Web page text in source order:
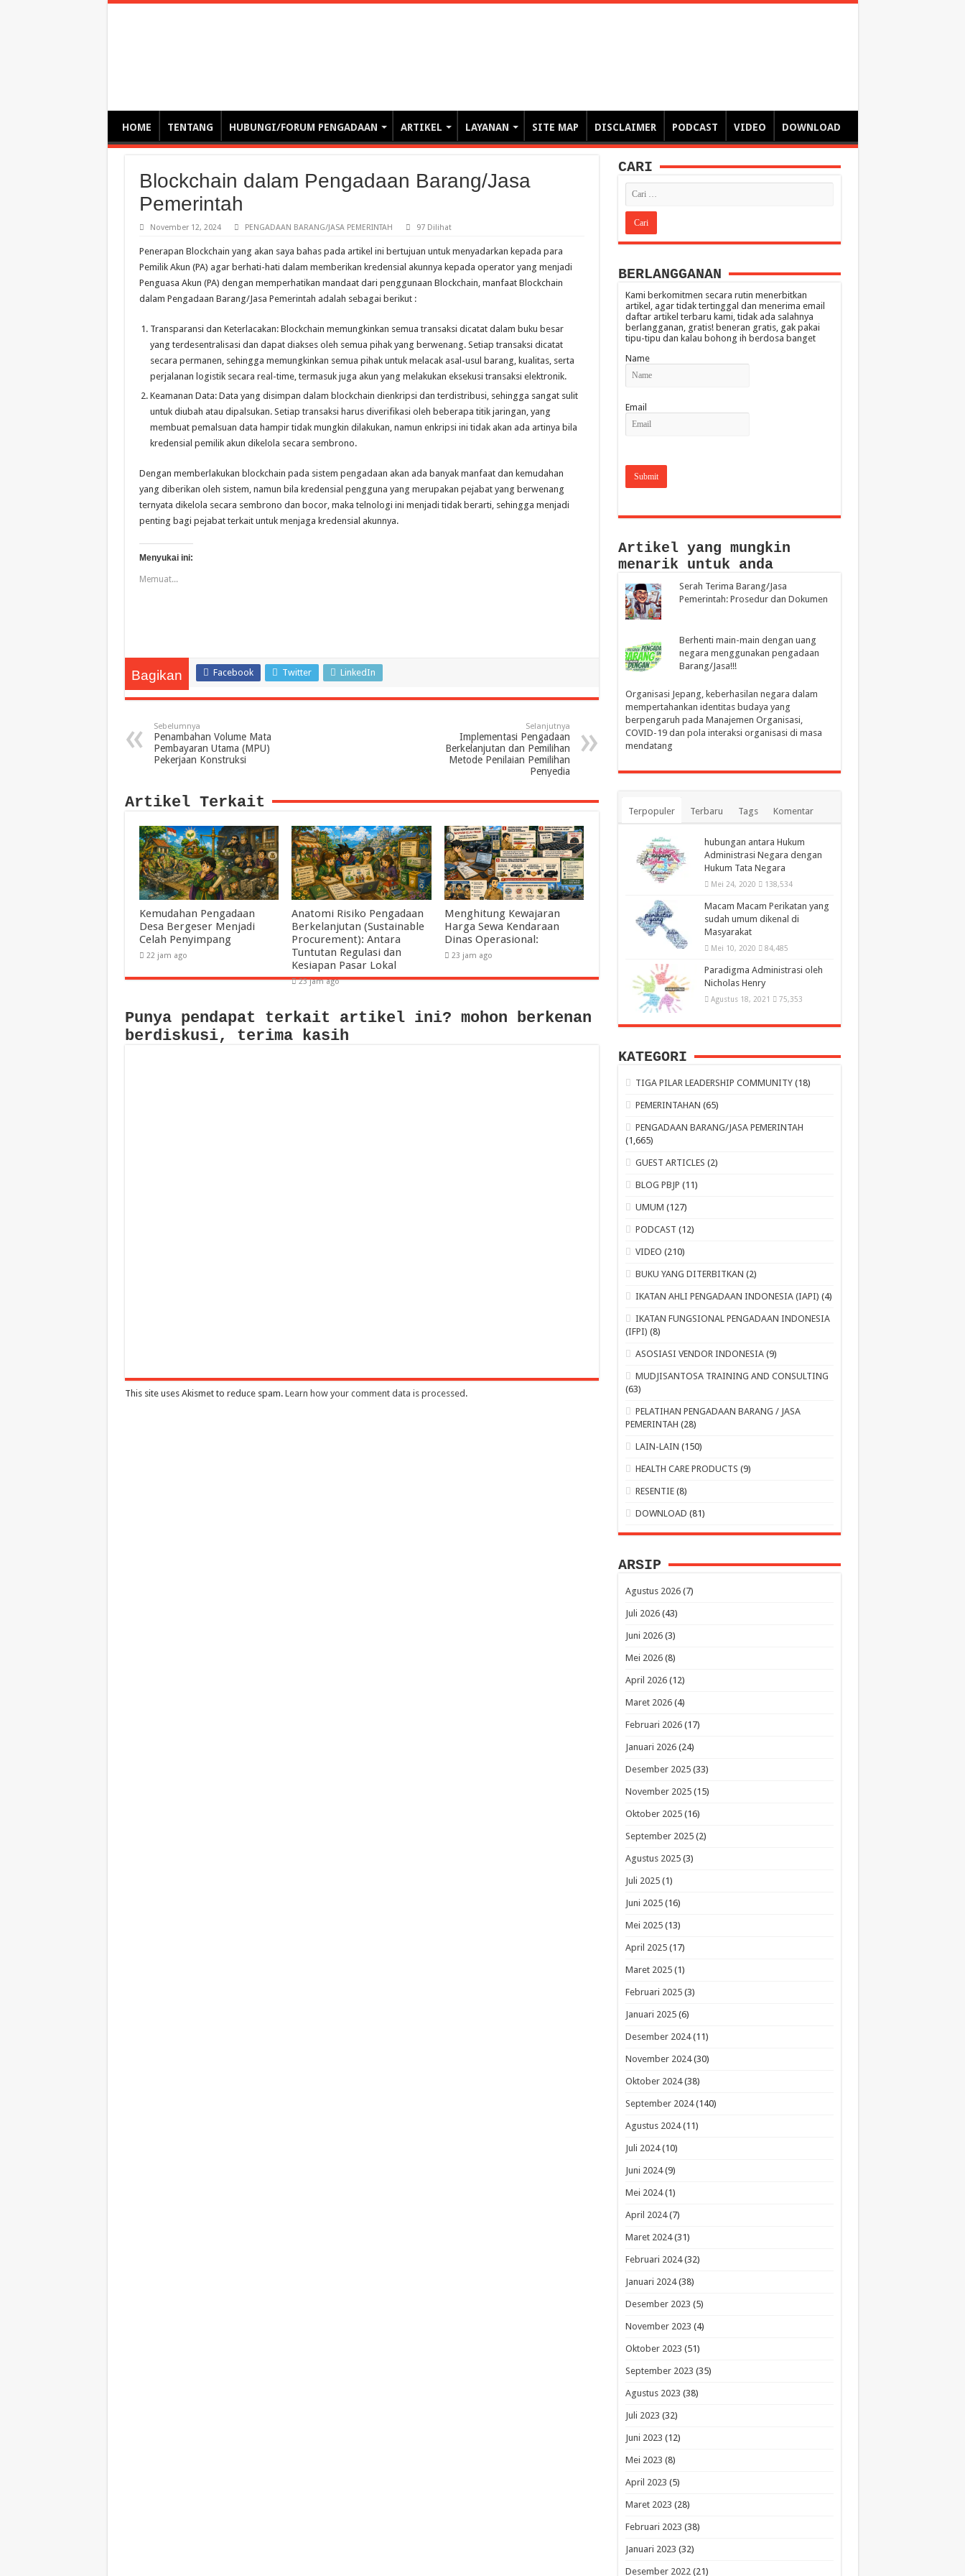
HOME TENTANG HUBUNGI/FORUM PENGADAAN ARTIKEL LAYANAN SITE MAP DISCLAIMER PODCAST VIDEO DOWNLOAD
Blockchain dalam Pengadaan Barang/Jasa
Pemerintah
November 12, 2024 PENGADAAN BARANG/JASA PEMERINTAH 97 Dilihat
Penerapan Blockchain yang akan saya bahas pada artikel ini bertujuan untuk menyadarkan kepada para
Pemilik Akun (PA) agar berhati-hati dalam memberikan kredensial akunnya kepada operator yang menjadi
Penguasa Akun (PA) dengan memperhatikan mandaat dari penggunaan Blockchain, manfaat Blockchain
dalam Pengadaan Barang/Jasa Pemerintah adalah sebagai berikut :
Transparansi dan Keterlacakan: Blockchain memungkinkan semua transaksi dicatat dalam buku besar
yang terdesentralisasi dan dapat diakses oleh semua pihak yang berwenang. Setiap transaksi dicatat
secara permanen, sehingga memungkinkan semua pihak untuk melacak asal-usul barang, kualitas, serta
perjalanan logistik secara real-time, termasuk juga akun yang melakukan eksekusi transaksi elektronik.
Keamanan Data: Data yang disimpan dalam blockchain dienkripsi dan terdistribusi, sehingga sangat sulit
untuk diubah atau dipalsukan. Setiap transaksi harus diverifikasi oleh beberapa titik jaringan, yang
membuat pemalsuan data hampir tidak mungkin dilakukan, namun enkripsi ini tidak akan ada artinya bila
kredensial pemilik akun dikelola secara sembrono.
Dengan memberlakukan blockchain pada sistem pengadaan akan ada banyak manfaat dan kemudahan
yang diberikan oleh sistem, namun bila kredensial pengguna yang merupakan pejabat yang berwenang
ternyata dikelola secara sembrono dan bocor, maka telnologi ini menjadi tidak berarti, sehingga menjadi
penting bagi pejabat terkait untuk menjaga kredensial akunnya.
Menyukai ini:
Memuat...
Bagikan Facebook Twitter LinkedIn
Sebelumnya
Penambahan Volume Mata
Pembayaran Utama (MPU)
Pekerjaan Konstruksi
Selanjutnya
Implementasi Pengadaan
Berkelanjutan dan Pemilihan
Metode Penilaian Pemilihan
Penyedia
Artikel Terkait
Kemudahan Pengadaan
Desa Bergeser Menjadi
Celah Penyimpang
22 jam ago
Anatomi Risiko Pengadaan
Berkelanjutan (Sustainable
Procurement): Antara
Tuntutan Regulasi dan
Kesiapan Pasar Lokal
23 jam ago
Menghitung Kewajaran
Harga Sewa Kendaraan
Dinas Operasional:
23 jam ago
Punya pendapat terkait artikel ini? mohon berkenan
berdiskusi, terima kasih
This site uses Akismet to reduce spam. Learn how your comment data is processed .
CARI
BERLANGGANAN
Kami berkomitmen secara rutin menerbitkan
artikel, agar tidak tertinggal dan menerima email
daftar artikel terbaru kami, tidak ada salahnya
berlangganan, gratis! beneran gratis, gak pakai
tipu-tipu dan kalau bohong ih berdosa banget
Name
Email
Artikel yang mungkin
menarik untuk anda
Serah Terima Barang/Jasa
Pemerintah: Prosedur dan Dokumen
Berhenti main-main dengan uang
negara menggunakan pengadaan
Barang/Jasa!!!
Organisasi Jepang, keberhasilan negara dalam
mempertahankan identitas budaya yang
berpengaruh pada Manajemen Organisasi,
COVID-19 dan pola interaksi organisasi di masa
mendatang
Terpopuler Terbaru Tags Komentar
hubungan antara Hukum
Administrasi Negara dengan
Hukum Tata Negara
Mei 24, 2020 138,534
Macam Macam Perikatan yang
sudah umum dikenal di
Masyarakat
Mei 10, 2020 84,485
Paradigma Administrasi oleh
Nicholas Henry
Agustus 18, 2021 75,353
KATEGORI
TIGA PILAR LEADERSHIP COMMUNITY (18)
PEMERINTAHAN (65)
PENGADAAN BARANG/JASA PEMERINTAH
(1,665)
GUEST ARTICLES (2)
BLOG PBJP (11)
UMUM (127)
PODCAST (12)
VIDEO (210)
BUKU YANG DITERBITKAN (2)
IKATAN AHLI PENGADAAN INDONESIA (IAPI) (4)
IKATAN FUNGSIONAL PENGADAAN INDONESIA
(IFPI) (8)
ASOSIASI VENDOR INDONESIA (9)
MUDJISANTOSA TRAINING AND CONSULTING
(63)
PELATIHAN PENGADAAN BARANG / JASA
PEMERINTAH (28)
LAIN-LAIN (150)
HEALTH CARE PRODUCTS (9)
RESENTIE (8)
DOWNLOAD (81)
ARSIP
Agustus 2026(7)
Juli 2026(43)
Juni 2026(3)
Mei 2026(8)
April 2026(12)
Maret 2026(4)
Februari 2026(17)
Januari 2026(24)
Desember 2025(33)
November 2025(15)
Oktober 2025(16)
September 2025(2)
Agustus 2025(3)
Juli 2025(1)
Juni 2025(16)
Mei 2025(13)
April 2025(17)
Maret 2025(1)
Februari 2025(3)
Januari 2025(6)
Desember 2024(11)
November 2024(30)
Oktober 2024(38)
September 2024(140)
Agustus 2024(11)
Juli 2024(10)
Juni 2024(9)
Mei 2024(1)
April 2024(7)
Maret 2024(31)
Februari 2024(32)
Januari 2024(38)
Desember 2023 (5)
November 2023 (4)
Oktober 2023 (51)
September 2023 (35)
Agustus 2023 (38)
Juli 2023 (32)
Juni 2023 (12)
Mei 2023 (8)
April 2023 (5)
Maret 2023 (28)
Februari 2023 (38)
Januari 2023 (32)
Desember 2022(21)